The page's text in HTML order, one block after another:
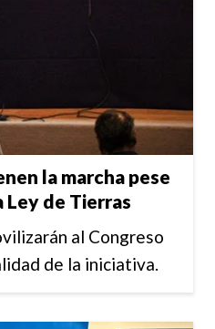
la marcha pese
Ley de Tierras
al Congreso
de la iniciativa.